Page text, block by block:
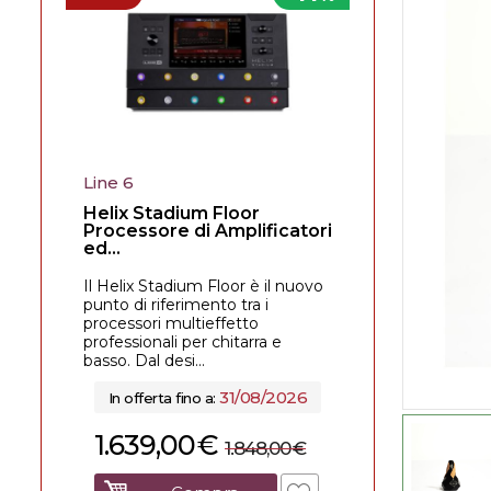
Line 6
Helix Stadium Floor
Processore di Amplificatori
ed...
Il Helix Stadium Floor è il nuovo
punto di riferimento tra i
processori multieffetto
professionali per chitarra e
basso. Dal desi...
In offerta fino a:31/08/2026
€
1.639,00 €
1.848,00